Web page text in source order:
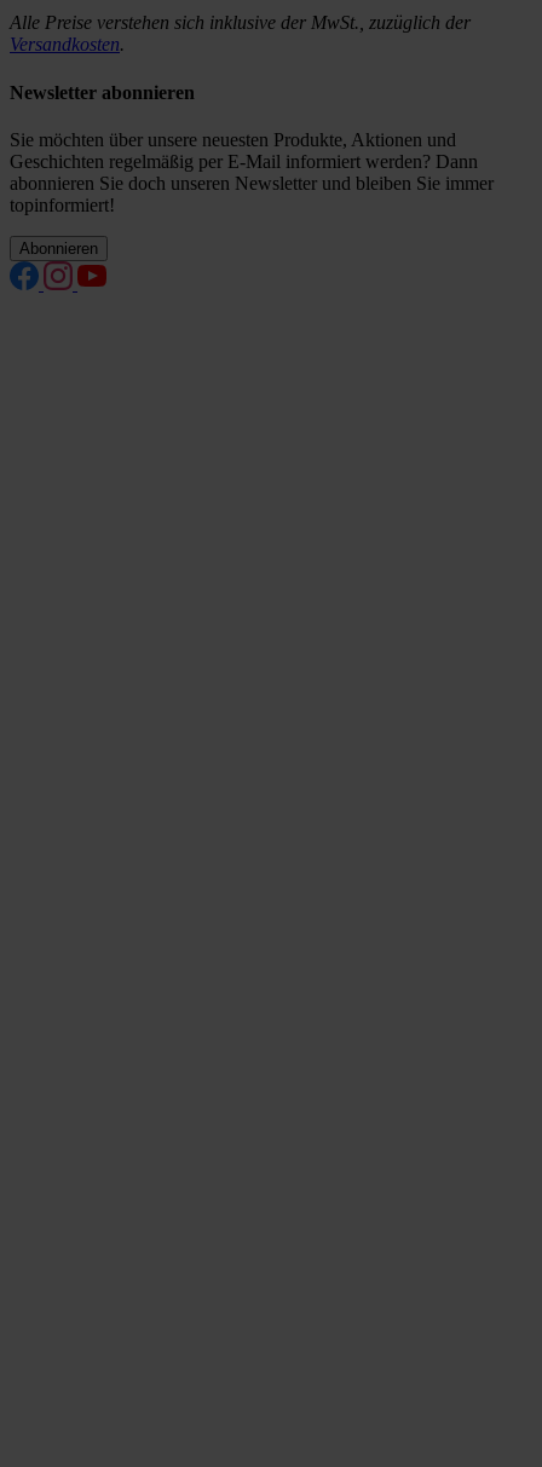
Alle Preise verstehen sich inklusive der MwSt., zuzüglich der
Versandkosten.
Newsletter abonnieren
Sie möchten über unsere neuesten Produkte, Aktionen und
Geschichten regelmäßig per E-Mail informiert werden? Dann
abonnieren Sie doch unseren Newsletter und bleiben Sie immer
topinformiert!
Abonnieren